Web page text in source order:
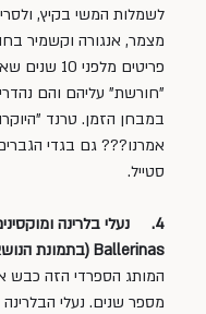
לשמלות המשי בקיץ,
מצמר, אנגורה וקשמיר
פריטים מלפני 10
"חורשת" עליהם והם
במבחן הזמן. טרנד
אמרנו??? גם בגדי
סטייל.
Ballerinas (בתמונת הנושא של הפוסט)
המותג הספרדי הזה כבש
מספר שנים. נעלי